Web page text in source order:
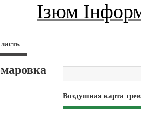
Ізюм
Воздушная карта